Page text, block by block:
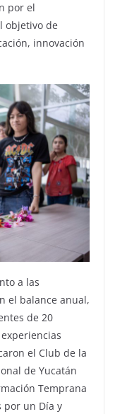
por el
objetivo de
innovación
a las
el balance anual,
de 20
el Club de la
de Yucatán
Temprana
por un Día y